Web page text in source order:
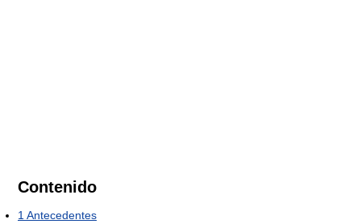
Contenido
1Antecedentes